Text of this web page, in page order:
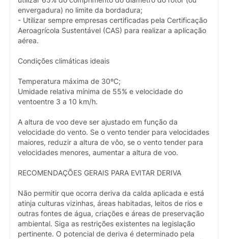
envergadura) no limite da bordadura;
- Utilizar sempre empresas certificadas pela Certificação
Aeroagrícola Sustentável (CAS) para realizar a aplicação
aérea.
Condições climáticas ideais
Temperatura máxima de 30ºC;
Umidade relativa mínima de 55% e velocidade do
ventoentre 3 a 10 km/h.
A altura de voo deve ser ajustado em função da
velocidade do vento. Se o vento tender para velocidades
maiores, reduzir a altura de vôo, se o vento tender para
velocidades menores, aumentar a altura de voo.
RECOMENDAÇÕES GERAIS PARA EVITAR DERIVA
Não permitir que ocorra deriva da calda aplicada e está
atinja culturas vizinhas, áreas habitadas, leitos de rios e
outras fontes de água, criações e áreas de preservação
ambiental. Siga as restrições existentes na legislação
pertinente. O potencial de deriva é determinado pela